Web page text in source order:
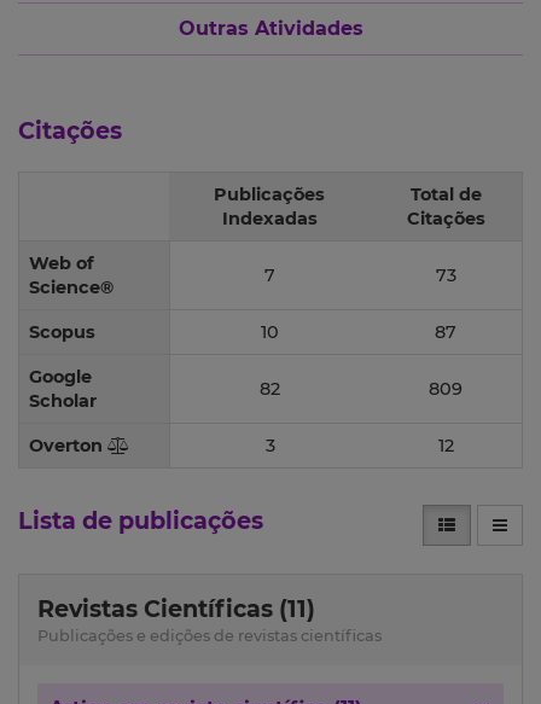
Outras Atividades
Citações
Publicações
Indexadas
Total de
Citações
Web of
Science®
7 73
Scopus 10 87
Google
Scholar
82 809
Overton 3 12
Lista de publicações
Revistas Científicas (11)
Publicações e edições de revistas científicas